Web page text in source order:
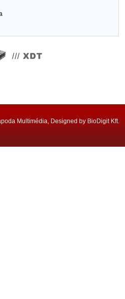
Multimédia, Designed by BioDigit Kft.